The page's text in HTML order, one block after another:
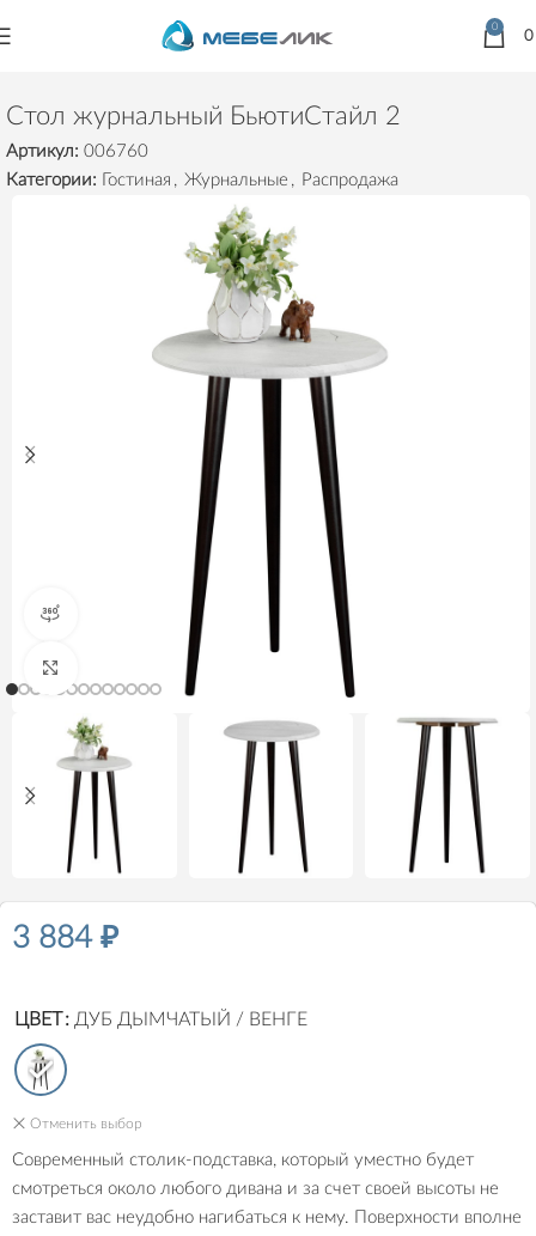
0
Стол журнальный БьютиСтайл 2
Артикул: 006760
Категории:
Гостиная , Журнальные , Распродажа
Посмотреть в 360º
Нажмите, чтобы увеличить
3 884 ₽
ЦВЕТ ДУБ ДЫМЧАТЫЙ / ВЕНГЕ
Отменить выбор
Современный столик-подставка, который уместно будет
смотреться около любого дивана и за счет своей высоты не
заставит вас неудобно нагибаться к нему. Поверхности вполне